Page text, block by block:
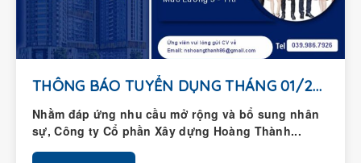
THÔNG BÁO TUYỂN DỤNG THÁNG 01/2026
Nhằm đáp ứng nhu cầu mở rộng và bổ sung nhân
sự, Công ty Cổ phần Xây dựng Hoàng Thành...
Xem chi tiết